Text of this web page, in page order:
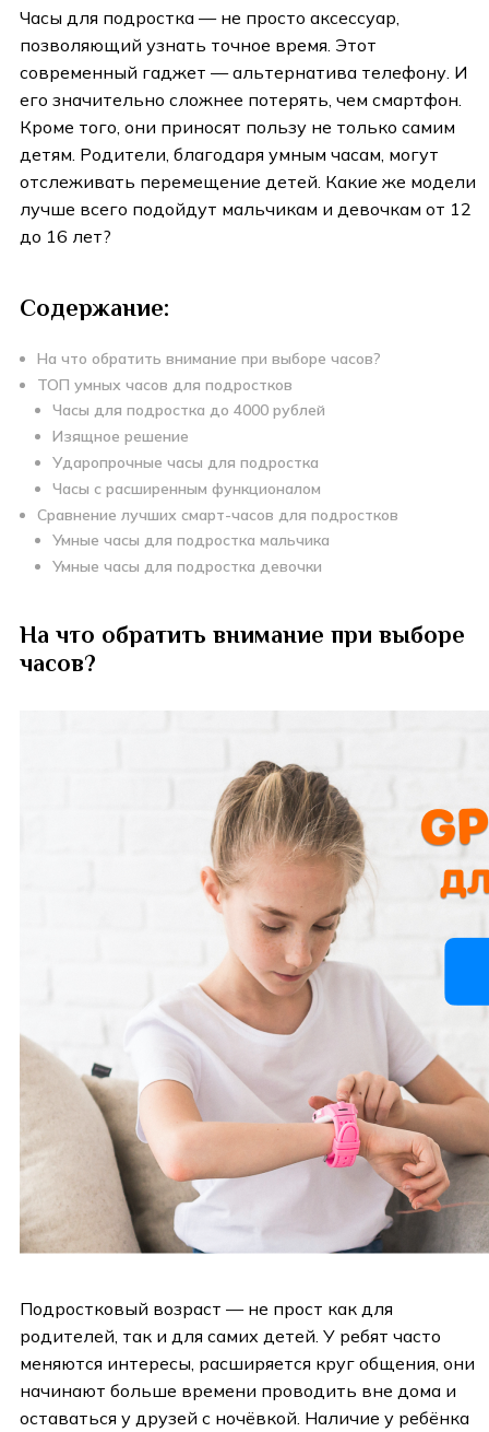
Часы для подростка — не просто аксессуар,
позволяющий узнать точное время. Этот
современный гаджет — альтернатива телефону. И
его значительно сложнее потерять, чем смартфон.
Кроме того, они приносят пользу не только самим
детям. Родители, благодаря умным часам, могут
отслеживать перемещение детей. Какие же модели
лучше всего подойдут мальчикам и девочкам от 12
до 16 лет?
Содержание:
На что обратить внимание при выборе часов?
ТОП умных часов для подростков
Часы для подростка до 4000 рублей
Изящное решение
Ударопрочные часы для подростка
Часы с расширенным функционалом
Сравнение лучших смарт-часов для подростков
Умные часы для подростка мальчика
Умные часы для подростка девочки
На что обратить внимание при выборе
часов?
Подростковый возраст — не прост как для
родителей, так и для самих детей. У ребят часто
меняются интересы, расширяется круг общения, они
начинают больше времени проводить вне дома и
оставаться у друзей с ночёвкой. Наличие у ребёнка